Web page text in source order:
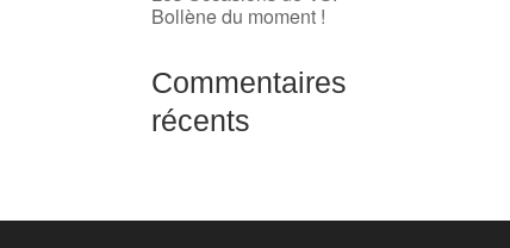
Bollène du moment !
Commentaires
récents